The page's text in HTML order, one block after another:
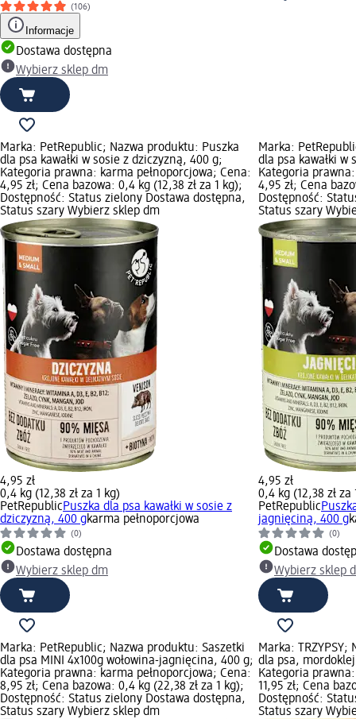
(106)
Informacje
Dostawa dostępna
Wybierz sklep dm
Marka: PetRepublic; Nazwa produktu: Puszka
dla psa kawałki w sosie z dziczyzną, 400 g;
Kategoria prawna: karma pełnoporcjowa; Cena:
4,95 zł; Cena bazowa: 0,4 kg (12,38 zł za 1 kg);
Dostępność: Status zielony Dostawa dostępna,
Status szary Wybierz sklep dm
4,95 zł
0,4 kg (12,38 zł za 1 kg)
PetRepublicPuszka dla psa kawałki w sosie z
dziczyzną, 400 gkarma pełnoporcjowa
(0)
Dostawa dostępna
Wybierz sklep dm
Marka:
dla psa kawałki
Kategoria
4,95 zł; Cena
Dostępność:
Status szary
4,95 zł
0,4 kg (12,38 zł za
PetRepublic
jagnięciną, 400 g
(0)
Dostawa
Wybierz sklep
Marka: PetRepublic; Nazwa produktu: Saszetki
dla psa MINI 4x100g wołowina-jagnięcina, 400 g;
Kategoria prawna: karma pełnoporcjowa; Cena:
8,95 zł; Cena bazowa: 0,4 kg (22,38 zł za 1 kg);
Dostępność: Status zielony Dostawa dostępna,
Status szary Wybierz sklep dm
Marka:
dla psa,
Kategoria
11,95 zł; Cena
Dostępność:
Status szary